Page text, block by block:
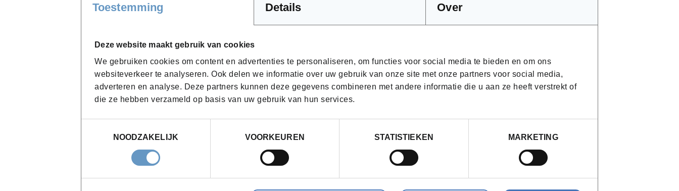
Toestemming Details Over
Deze website maakt gebruik van cookies
We gebruiken cookies om content en advertenties te personaliseren, om functies voor social media te bieden en om ons
websiteverkeer te analyseren. Ook delen we informatie over uw gebruik van onze site met onze partners voor social media,
adverteren en analyse. Deze partners kunnen deze gegevens combineren met andere informatie die u aan ze heeft verstrekt of
die ze hebben verzameld op basis van uw gebruik van hun services.
NOODZAKELIJK
VOORKEUREN STATISTIEKEN MARKETING
deelnemers bepalen welke onderwerpen ze wensen te behandelen. Het programma wordt
geconcipieerd rond de gekozen onderwerpen.
Mogelijke topics zijn :
Le français de la vie quotidiennne
Révision de la formation et de l'emploi des temps fréquemment utilisés
Notre entreprise: Vocabulaire + expressions typiques / Présentations